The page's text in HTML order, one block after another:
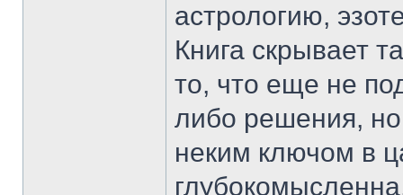
астрологию,
Книга скрывает
то, что еще не
либо решения, но
неким ключом в